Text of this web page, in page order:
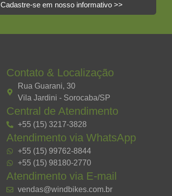
Cadastre-se em nosso informativo >>
Contato & Localização
Rua Guarani, 30
Vila Jardini - Sorocaba/SP
Central de Atendimento
+55 (15) 3217-3828
Atendimento via WhatsApp
+55 (15) 99762-8844
+55 (15) 98180-2770
Atendimento via E-mail
vendas@windbikes.com.br